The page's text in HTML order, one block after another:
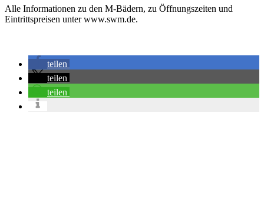
Alle Informationen zu den M-Bädern, zu Öffnungszeiten und
Eintrittspreisen unter www.swm.de.
teilen
teilen
teilen